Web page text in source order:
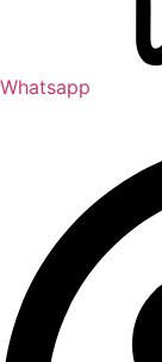
Whatsapp